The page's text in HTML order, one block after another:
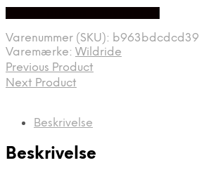
Varenummer (SKU): b963bdcdcd39
Varemærke: Wildride
Previous Product
Next Product
Beskrivelse
Beskrivelse